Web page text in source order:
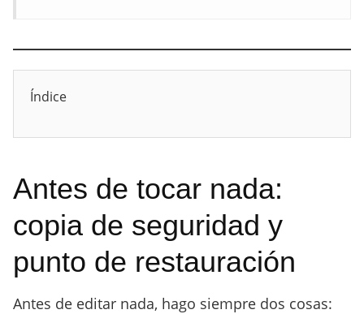
Índice
Antes de tocar nada:
copia de seguridad y
punto de restauración
Antes de editar nada, hago siempre dos cosas: